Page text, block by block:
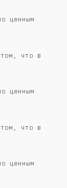
ценным
том, что в
ценным
том, что в
ценным